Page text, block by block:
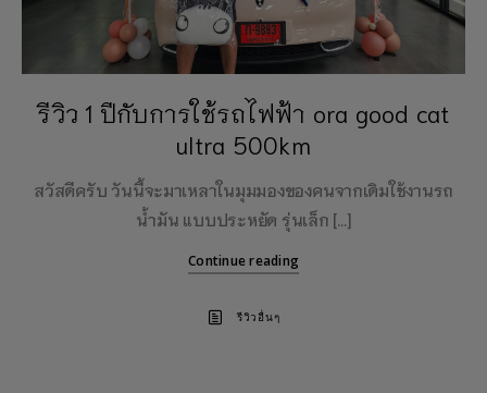
รีวิว 1 ปีกับการใช้รถไฟฟ้า ora good cat
ultra 500km
สวัสดีครับ วันนี้จะมาเหลาในมุมมองของคนจากเดิมใช้งานรถ
น้ำมัน แบบประหยัด รุ่นเล็ก […]
Continue reading
รีวิวอื่นๆ